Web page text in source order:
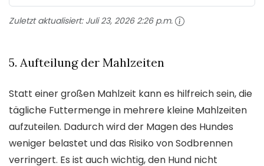
Zuletzt aktualisiert: Juli 23, 2026 2:26 p.m.
5. Aufteilung der Mahlzeiten
Statt einer großen Mahlzeit kann es hilfreich sein, die
tägliche Futtermenge in mehrere kleine Mahlzeiten
aufzuteilen. Dadurch wird der Magen des Hundes
weniger belastet und das Risiko von Sodbrennen
verringert. Es ist auch wichtig, den Hund nicht